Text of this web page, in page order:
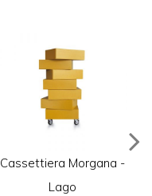
Cassettiera Morgana -
Lago